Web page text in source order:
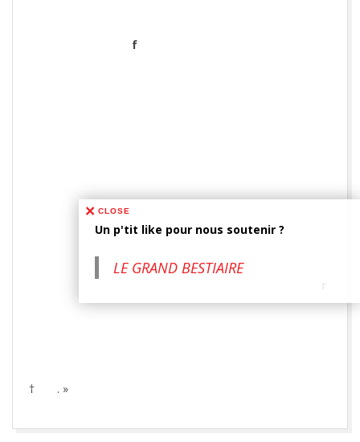
CLOSE
Un p'tit like pour nous soutenir ?
LE GRAND BESTIAIRE
f
† . »